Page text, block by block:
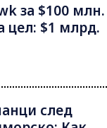
за $100 млн.
цел: $1 млрд.
след